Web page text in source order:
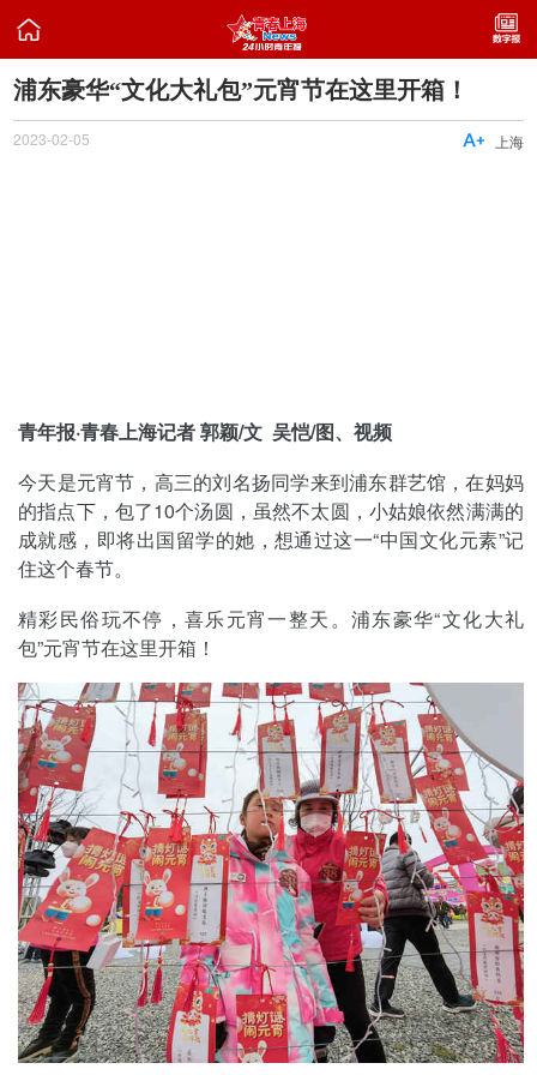

浦东豪华“文化大礼包”元宵节在这里开箱！
2023-02-05 上海

青年报·青春上海记者 郭颖/文 吴恺/图、视频
今天是元宵节，高三的刘名扬同学来到浦东群艺馆，在妈妈
的指点下，包了10个汤圆，虽然不太圆，小姑娘依然满满的
成就感，即将出国留学的她，想通过这一“中国文化元素”记
住这个春节。
精彩民俗玩不停，喜乐元宵一整天。浦东豪华“文化大礼
包”元宵节在这里开箱！